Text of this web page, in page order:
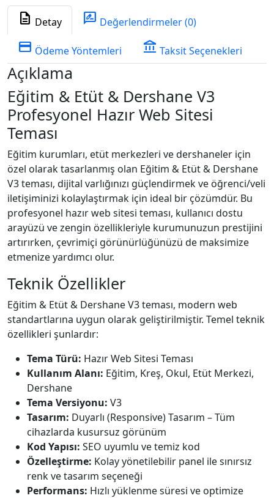
description Detay rate_review Değerlendirmeler (0)
credit_card Ödeme Yöntemleri account_balance Taksit Seçenekleri
Açıklama
Eğitim & Etüt & Dershane V3
Profesyonel Hazır Web Sitesi
Teması
Eğitim kurumları, etüt merkezleri ve dershaneler için
özel olarak tasarlanmış olan Eğitim & Etüt & Dershane
V3 teması, dijital varlığınızı güçlendirmek ve öğrenci/veli
iletişiminizi kolaylaştırmak için ideal bir çözümdür. Bu
profesyonel hazır web sitesi teması, kullanıcı dostu
arayüzü ve zengin özellikleriyle kurumunuzun prestijini
artırırken, çevrimiçi görünürlüğünüzü de maksimize
etmenize yardımcı olur.
Teknik Özellikler
Eğitim & Etüt & Dershane V3 teması, modern web
standartlarına uygun olarak geliştirilmiştir. Temel teknik
özellikleri şunlardır:
Tema Türü: Hazır Web Sitesi Teması
Kullanım Alanı: Eğitim, Kreş, Okul, Etüt Merkezi,
Dershane
Tema Versiyonu: V3
Tasarım: Duyarlı (Responsive) Tasarım – Tüm
cihazlarda kusursuz görünüm
Kod Yapısı: SEO uyumlu ve temiz kod
Özelleştirme: Kolay yönetilebilir panel ile sınırsız
renk ve tasarım seçeneği
Performans: Hızlı yüklenme süresi ve optimize